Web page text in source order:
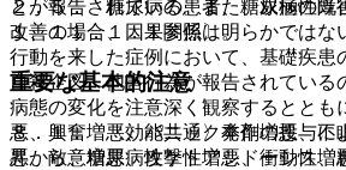
とが報告されている。また、双極性障
改善の場合、因果関係は明らかではな
行動を来した症例において、基礎疾患
自殺企図、他害行為が報告されている
病態の変化を注意深く観察するととも
悪、興奮増悪、パニック発作増悪、不
悪、敵意増悪、攻撃性増悪、衝動性増
２．５． 糖尿病の患者、糖尿病の既
１、１１．１．１参照〕。
重要な基本的注意
８．１． 〈効能共通〉本剤の投与に
昇から、糖尿病性ケトアシドーシス、